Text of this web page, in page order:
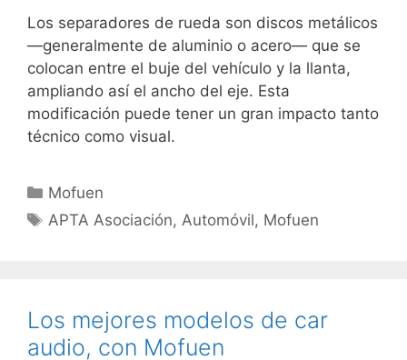
Los separadores de rueda son discos metálicos
—generalmente de aluminio o acero— que se
colocan entre el buje del vehículo y la llanta,
ampliando así el ancho del eje. Esta
modificación puede tener un gran impacto tanto
técnico como visual.
Mofuen
APTA Asociación,Automóvil, Mofuen
Los mejores modelos de car
audio, con Mofuen